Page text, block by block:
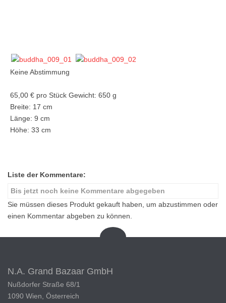
Keine Abstimmung
65,00 € pro Stück Gewicht: 650 g
Breite: 17 cm
Länge: 9 cm
Höhe: 33 cm
Liste der Kommentare:
Bis jetzt noch keine Kommentare abgegeben
Sie müssen dieses Produkt gekauft haben, um abzustimmen oder
einen Kommentar abgeben zu können.
N.A. Grand Bazaar GmbH
Nußdorfer Straße 68/1
1090 Wien, Österreich